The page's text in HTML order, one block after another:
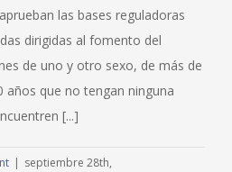
las bases reguladoras
dirigidas al fomento del
de uno y otro sexo, de más de
años que no tengan ninguna
[...]
| septiembre 28th,